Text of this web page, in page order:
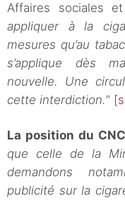
Affaires sociales
appliquer à la
mesures qu’au
s’applique dès
nouvelle. Une
cette interdiction.” [
La position du
que celle de la
demandons
publicité sur la